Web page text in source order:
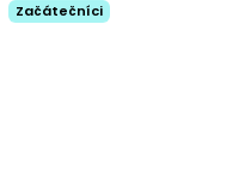
Začátečníci